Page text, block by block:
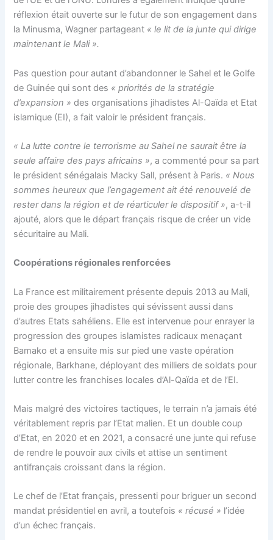
réflexion était ouverte sur le futur de son engagement dans
la Minusma, Wagner partageant « le lit de la junte qui dirige
maintenant le Mali ».
Pas question pour autant d’abandonner le Sahel et le Golfe
de Guinée qui sont des « priorités de la stratégie
d’expansion » des organisations jihadistes Al-Qaïda et Etat
islamique (EI), a fait valoir le président français.
« La lutte contre le terrorisme au Sahel ne saurait être la
seule affaire des pays africains », a commenté pour sa part
le président sénégalais Macky Sall, présent à Paris. « Nous
sommes heureux que l’engagement ait été renouvelé de
rester dans la région et de réarticuler le dispositif », a-t-il
ajouté, alors que le départ français risque de créer un vide
sécuritaire au Mali.
Coopérations régionales renforcées
La France est militairement présente depuis 2013 au Mali,
proie des groupes jihadistes qui sévissent aussi dans
d’autres Etats sahéliens. Elle est intervenue pour enrayer la
progression des groupes islamistes radicaux menaçant
Bamako et a ensuite mis sur pied une vaste opération
régionale, Barkhane, déployant des milliers de soldats pour
lutter contre les franchises locales d’Al-Qaïda et de l’EI.
Mais malgré des victoires tactiques, le terrain n’a jamais été
véritablement repris par l’Etat malien. Et un double coup
d’Etat, en 2020 et en 2021, a consacré une junte qui refuse
de rendre le pouvoir aux civils et attise un sentiment
antifrançais croissant dans la région.
Le chef de l’Etat français, pressenti pour briguer un second
mandat présidentiel en avril, a toutefois « récusé » l’idée
d’un échec français.